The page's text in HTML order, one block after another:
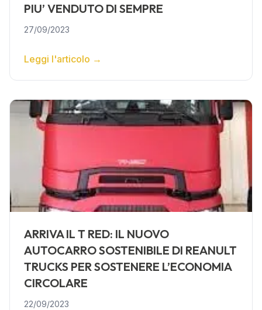
PIU’ VENDUTO DI SEMPRE
27/09/2023
Leggi l'articolo →
ARRIVA IL T RED: IL NUOVO
AUTOCARRO SOSTENIBILE DI REANULT
TRUCKS PER SOSTENERE L’ECONOMIA
CIRCOLARE
22/09/2023